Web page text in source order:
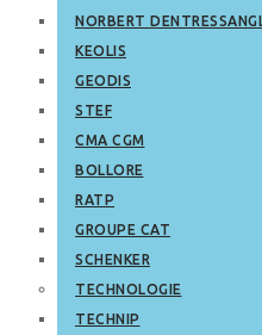
NORBERT
KEOLIS
GEODIS
STEF
CMA CGM
BOLLORE
RATP
GROUPE CAT
SCHENKER
TECHNOLOGIE
TECHNIP